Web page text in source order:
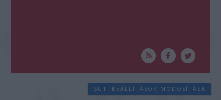
SÜTI BEÁLLÍTÁSOK MÓDOSÍTÁSA